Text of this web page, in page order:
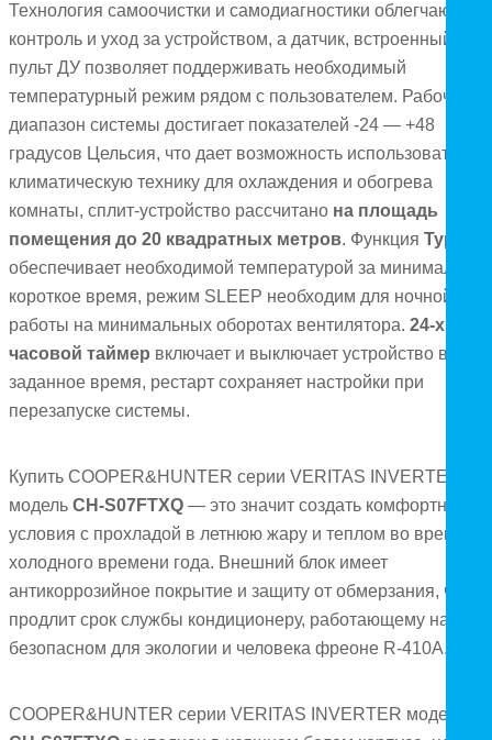
Технология самоочистки и самодиагностики облегчают
контроль и уход за устройством, а датчик, встроенный в
пульт ДУ позволяет поддерживать необходимый
температурный режим рядом с пользователем. Рабочий
диапазон системы достигает показателей -24 — +48
градусов Цельсия, что дает возможность использовать
климатическую технику для охлаждения и обогрева
комнаты, сплит-устройство рассчитано на площадь
помещения до 20 квадратных метров. Функция Турбо
обеспечивает необходимой температурой за минимально
короткое время, режим SLEEP необходим для ночной
работы на минимальных оборотах вентилятора. 24-х
часовой таймер включает и выключает устройство в
заданное время, рестарт сохраняет настройки при
перезапуске системы.
Купить COOPER&HUNTER серии VERITAS INVERTER
модель CH-S07FTXQ — это значит создать комфортные
условия с прохладой в летнюю жару и теплом во время
холодного времени года. Внешний блок имеет
антикоррозийное покрытие и защиту от обмерзания, что
продлит срок службы кондиционеру, работающему на
безопасном для экологии и человека фреоне R-410A.
COOPER&HUNTER серии VERITAS INVERTER модель